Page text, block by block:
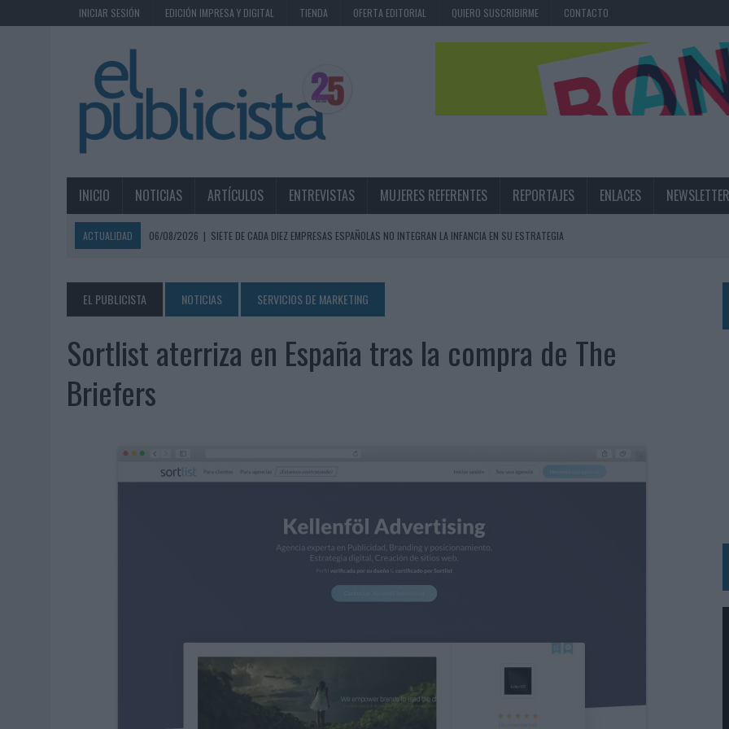
INICIAR SESIÓN EDICIÓN IMPRESA Y DIGITAL TIENDA OFERTA EDITORIAL QUIERO SUSCRIBIRME CONTACTO
INICIO NOTICIAS ARTÍCULOS ENTREVISTAS MUJERES REFERENTES REPORTAJES ENLACES NEWSLETTER
ACTUALIDAD 06/08/2026 | SIETE DE CADA DIEZ EMPRESAS ESPAÑOLAS NO INTEGRAN LA INFANCIA EN SU ESTRATEGIA
06/08/2026 | EL USO DE LA IA GENERATIVA ALCANZA YA AL 62% DE LOS ESPAÑOLES
06/08/2026
SYSTEM1 NOMBRA A KIMBERLY BASTONI COMO NUEVA DIRECTORA COMERCIAL GLOBAL
06/08/2026
FRIGO Y UNIQLO LANZAN UNA COLECCIÓN PERSONALIZABLE INSPIRADA EN CORNETTO, CALIPPO Y SOLERO
06/08/2026
LA IA ESTÁ SUBIENDO EL LISTÓN DE LA CREATIVIDAD
05/08/2026
FABRA COMUNICACIÓN INCORPORA A CASONÁ Y ASUME LA GESTIÓN DE SUS RELACIONES CON LOS MEDIOS
LOPESAN HOTELS & RESORTS ACERCA EL PARAÍSO CANARIO EN SU ÚLTIMA CAMPAÑA INTERNACIONAL
‘EL PARAÍSO MÁS CERCA’, DE 22GRADOS PARA LOPESAN HOTELS & RESORTS
‘LA ÚNICA CERVEZA DEL MUNDO QUE SE DISFRUTA DOS VECES’, DE INUSUALY PARA CERVEZA CAPAZ
BABARIA Y MAXIBON SON ‘EL MATCH PERFECTO DEL VERANO’
AUDIBLE REIVINDICA EL PODER TRANSFORMADOR DEL AUDIO EN SU NUEVA CAMPAÑA GLOBAL DE MARCA
‘VUELVE EL FÚTBOL. VUELVE A SOÑAR’, DE VML PARA MOVISTAR
EL PUBLICISTA NOTICIAS SERVICIOS DE MARKETING
Sortlist aterriza en España tras la compra de The
Briefers